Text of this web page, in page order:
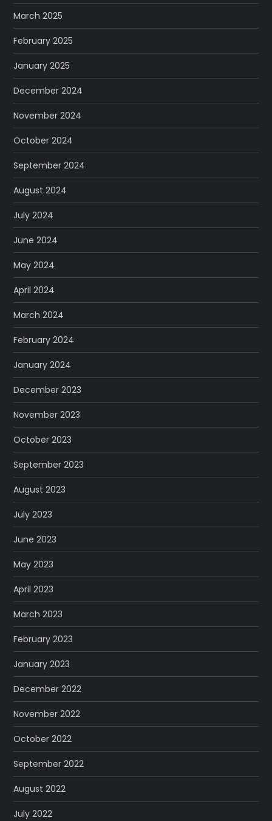
March 2025
February 2025
January 2025
December 2024
November 2024
October 2024
September 2024
August 2024
July 2024
June 2024
May 2024
April 2024
March 2024
February 2024
January 2024
December 2023
November 2023
October 2023
September 2023
August 2023
July 2023
June 2023
May 2023
April 2023
March 2023
February 2023
January 2023
December 2022
November 2022
October 2022
September 2022
August 2022
July 2022